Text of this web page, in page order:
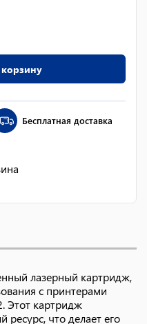
Бесплатная доставка
лазерный картридж,
с принтерами
Этот картридж
ресурс, что делает его